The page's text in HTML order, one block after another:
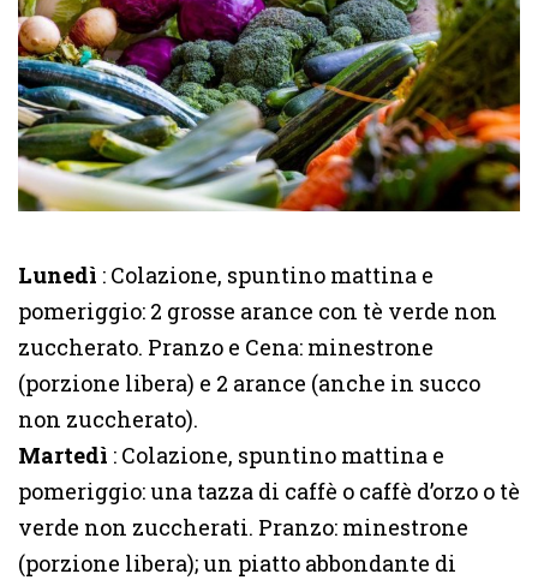
Lunedì : Colazione, spuntino mattina e
pomeriggio: 2 grosse arance con tè verde non
zuccherato. Pranzo e Cena: minestrone
(porzione libera) e 2 arance (anche in succo
non zuccherato).
Martedì : Colazione, spuntino mattina e
pomeriggio: una tazza di caffè o caffè d’orzo o tè
verde non zuccherati. Pranzo: minestrone
(porzione libera); un piatto abbondante di